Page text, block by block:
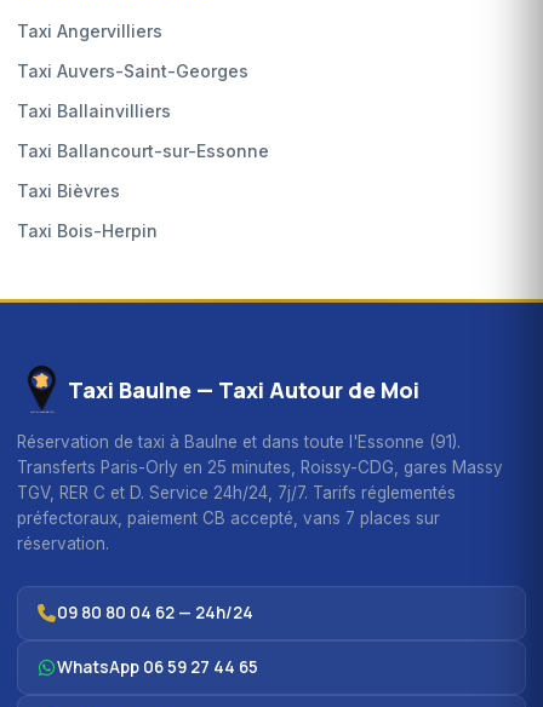
Taxi Angervilliers
Taxi Auvers-Saint-Georges
Taxi Ballainvilliers
Taxi Ballancourt-sur-Essonne
Taxi Bièvres
Taxi Bois-Herpin
Taxi Baulne — Taxi Autour de Moi
Réservation de taxi à Baulne et dans toute l'Essonne (91).
Transferts Paris-Orly en 25 minutes, Roissy-CDG, gares Massy
TGV, RER C et D. Service 24h/24, 7j/7. Tarifs réglementés
préfectoraux, paiement CB accepté, vans 7 places sur
réservation.
09 80 80 04 62 — 24h/24
WhatsApp 06 59 27 44 65